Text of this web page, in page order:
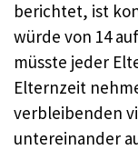
berichtet, ist
würde von 14
müsste jeder
Elternzeit
verbleibenden
untereinander